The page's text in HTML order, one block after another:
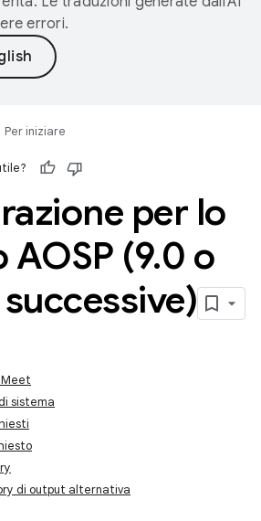
errori.
Per iniziare
per lo
(9.0 o
sistema
di output alternativa